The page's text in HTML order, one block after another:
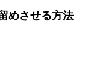
めさせる方法